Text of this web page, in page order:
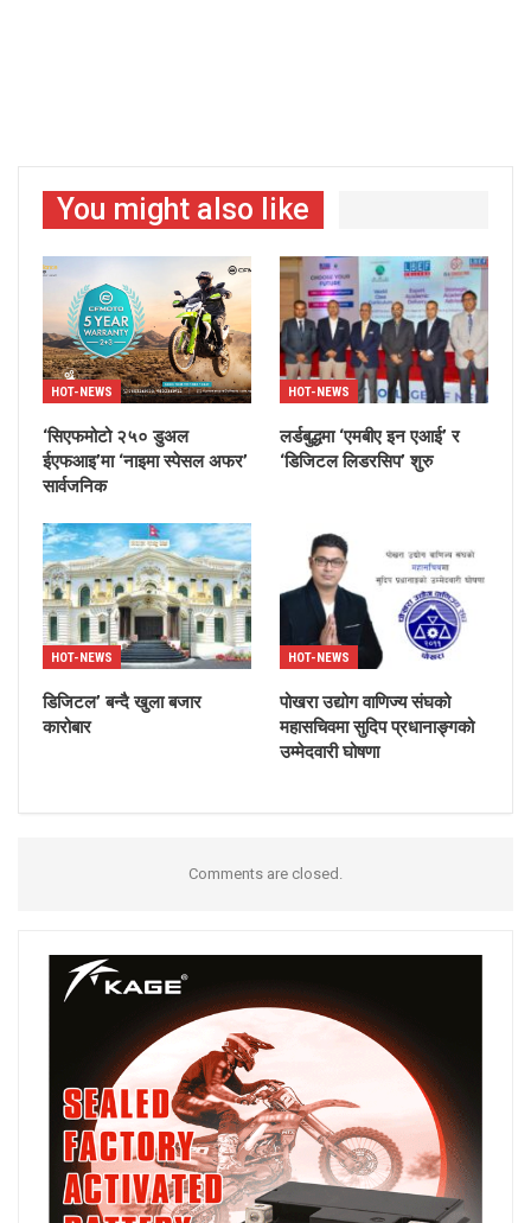
You might also like
HOT-NEWS
‘सिएफमोटो २५० डुअल
ईएफआइ’मा ‘नाइमा स्पेसल अफर’
सार्वजनिक
HOT-NEWS
लर्डबुद्धमा ‘एमबीए इन एआई’ र
‘डिजिटल लिडरसिप’ शुरु
HOT-NEWS
डिजिटल’ बन्दै खुला बजार
कारोबार
HOT-NEWS
पोखरा उद्योग वाणिज्य संघको
महासचिवमा सुदिप प्रधानाङ्गको
उम्मेदवारी घोषणा
Comments are closed.